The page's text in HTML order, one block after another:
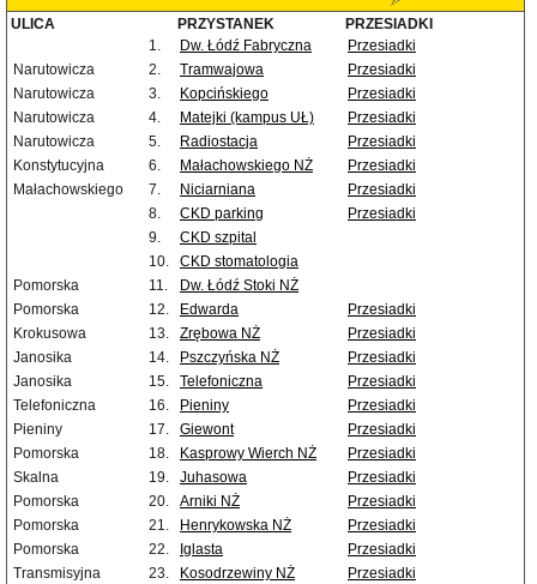
ULICA PRZYSTANEK
PRZESIADKI
1.
Dw. Łódź Fabryczna
Przesiadki
Narutowicza
2. Tramwajowa
Przesiadki
Narutowicza
3. Kopcińskiego
Przesiadki
Narutowicza
4. Matejki (kampus UŁ)
Przesiadki
Narutowicza
5. Radiostacja
Przesiadki
Konstytucyjna
6. Małachowskiego NŻ
Przesiadki
Małachowskiego
7. Niciarniana
Przesiadki
8.
CKD parking
Przesiadki
9.
CKD szpital
10.
CKD stomatologia
Pomorska
11.
Dw. Łódź Stoki NŻ
Pomorska
12. Edwarda
Przesiadki
Krokusowa
13. Zrębowa NŻ
Przesiadki
Janosika
14. Pszczyńska NŻ
Przesiadki
Janosika
15. Telefoniczna
Przesiadki
Telefoniczna
16. Pieniny
Przesiadki
Pieniny
17. Giewont
Przesiadki
Pomorska
18. Kasprowy Wierch NŻ
Przesiadki
Skalna
19. Juhasowa
Przesiadki
Pomorska
20. Arniki NŻ
Przesiadki
Pomorska
21. Henrykowska NŻ
Przesiadki
Pomorska
22. Iglasta
Przesiadki
Transmisyjna
23. Kosodrzewiny NŻ
Przesiadki